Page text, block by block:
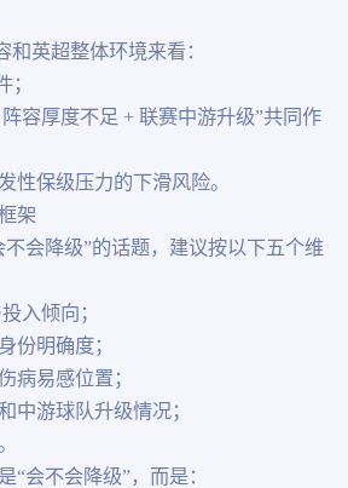
英超整体环境来看：
容厚度不足 + 联赛中游升级”共同作
性保级压力的下滑风险。
架
不会降级”的话题，建议按以下五个维
入倾向；
份明确度；
病易感位置；
中游球队升级情况；
“会不会降级”，而是：